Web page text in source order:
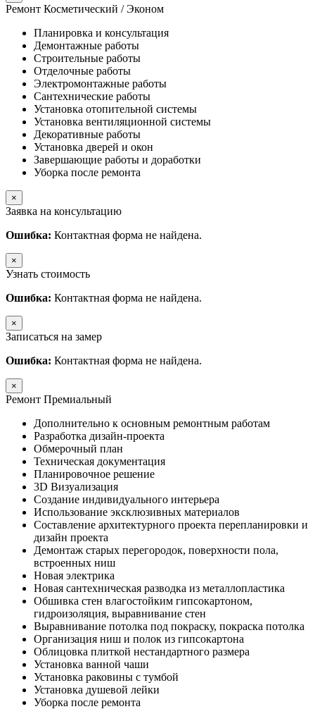
Ремонт Косметический / Эконом​
Планировка и консультация
Демонтажные работы
Строительные работы
Отделочные работы
Электромонтажные работы
Сантехнические работы
Установка отопительной системы
Установка вентиляционной системы
Декоративные работы
Установка дверей и окон
Завершающие работы и доработки
Уборка после ремонта
×
Заявка на консультацию
Ошибка: Контактная форма не найдена.
×
Узнать стоимость
Ошибка: Контактная форма не найдена.
×
Записаться на замер
Ошибка: Контактная форма не найдена.
×
Ремонт Премиальный
Дополнительно к основным ремонтным работам
Разработка дизайн-проекта
Обмерочный план
Техническая документация
Планировочное решение
3D Визуализация
Создание индивидуального интерьера
Использование эксклюзивных материалов
Составление архитектурного проекта перепланировки и
дизайн проекта
Демонтаж старых перегородок, поверхности пола,
встроенных ниш
Новая электрика
Новая сантехническая разводка из металлопластика
Обшивка стен влагостойким гипсокартоном,
гидроизоляция, выравнивание стен
Выравнивание потолка под покраску, покраска потолка
Организация ниш и полок из гипсокартона
Облицовка плиткой нестандартного размера
Установка ванной чаши
Установка раковины с тумбой
Установка душевой лейки
Уборка после ремонта